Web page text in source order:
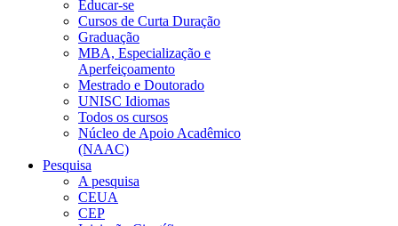
Educar-se
Cursos de Curta Duração
Graduação
MBA, Especialização e
Aperfeiçoamento
Mestrado e Doutorado
UNISC Idiomas
Todos os cursos
Núcleo de Apoio Acadêmico
(NAAC)
Pesquisa
A pesquisa
CEUA
CEP